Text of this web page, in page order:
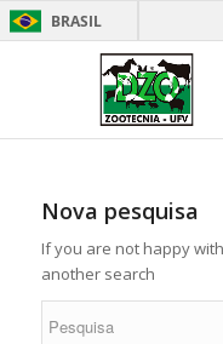
BRASIL
Nova pesquisa
If you are not happy
another search